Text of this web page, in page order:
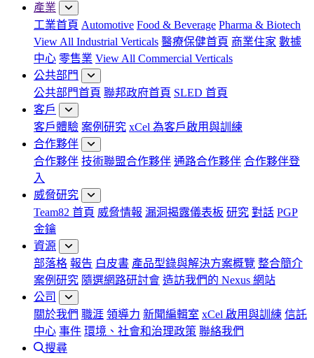
產業
工業首頁 Automotive Food & Beverage Pharma & Biotech
View All Industrial Verticals 醫療保健首頁 商業住家 數據
中心 零售業 View All Commercial Verticals
公共部門
公共部門首頁 聯邦政府首頁 SLED 首頁
客戶
客戶體驗 案例研究 xCel 為客戶啟用與訓練
合作夥伴
合作夥伴 技術聯盟合作夥伴 通路合作夥伴 合作夥伴登
入
威脅研究
Team82 首頁 威脅情報 漏洞揭露儀表板 研究 對話 PGP
金鑰
資源
部落格 報告 白皮書 產品型錄與解決方案概覽 整合簡介
案例研究 隨選網路研討會 造訪我們的 Nexus 網站
公司
關於我們 職涯 領導力 新聞編輯室 xCel 啟用與訓練 信託
中心 事件 環境、社會和治理政策 聯絡我們
搜尋